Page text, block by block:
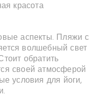
красота
аспекты. Пляжи с
волшебный свет
обратить
своей атмосферой
условия для йоги,